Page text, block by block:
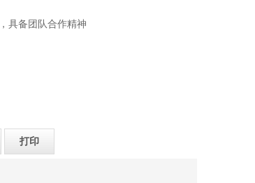
具备团队合作精神
打印